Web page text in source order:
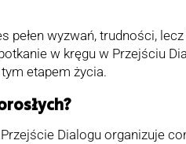
pełen wyzwań, trudności,
w kręgu w Przejściu
etapem życia.
Dialogu organizuje